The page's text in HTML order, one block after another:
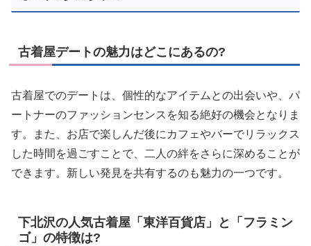
古着屋デートの魅力はどこにあるの?
古着屋でのデートは、個性的なアイテムとの出会いや、パ
ートナーのファッションセンスを知る絶好の機会となりま
す。また、お店で楽しんだ後にカフェやバーでリラックス
した時間を過ごすことで、二人の絆をさらに深めることが
できます。新しい発見を共有するのも魅力の一つです。
下北沢の人気古着屋「東洋百貨店」と「フラミン
ゴ」の特徴は?